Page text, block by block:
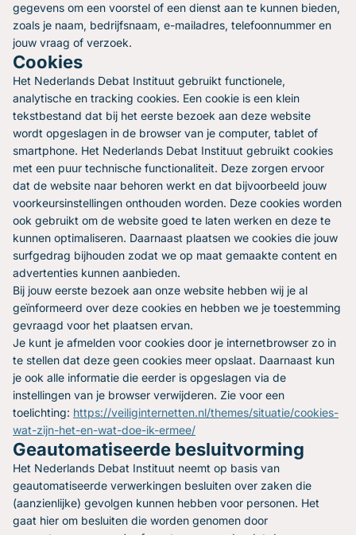
gegevens om een voorstel of een dienst aan te kunnen bieden,
zoals je naam, bedrijfsnaam, e-mailadres, telefoonnummer en
jouw vraag of verzoek.
Cookies
Het Nederlands Debat Instituut gebruikt functionele,
analytische en tracking cookies. Een cookie is een klein
tekstbestand dat bij het eerste bezoek aan deze website
wordt opgeslagen in de browser van je computer, tablet of
smartphone. Het Nederlands Debat Instituut gebruikt cookies
met een puur technische functionaliteit. Deze zorgen ervoor
dat de website naar behoren werkt en dat bijvoorbeeld jouw
voorkeursinstellingen onthouden worden. Deze cookies worden
ook gebruikt om de website goed te laten werken en deze te
kunnen optimaliseren. Daarnaast plaatsen we cookies die jouw
surfgedrag bijhouden zodat we op maat gemaakte content en
advertenties kunnen aanbieden.
Bij jouw eerste bezoek aan onze website hebben wij je al
geïnformeerd over deze cookies en hebben we je toestemming
gevraagd voor het plaatsen ervan.
Je kunt je afmelden voor cookies door je internetbrowser zo in
te stellen dat deze geen cookies meer opslaat. Daarnaast kun
je ook alle informatie die eerder is opgeslagen via de
instellingen van je browser verwijderen. Zie voor een
toelichting: https://veiliginternetten.nl/themes/situatie/cookies-
wat-zijn-het-en-wat-doe-ik-ermee/
Geautomatiseerde besluitvorming
Het Nederlands Debat Instituut neemt op basis van
geautomatiseerde verwerkingen besluiten over zaken die
(aanzienlijke) gevolgen kunnen hebben voor personen. Het
gaat hier om besluiten die worden genomen door